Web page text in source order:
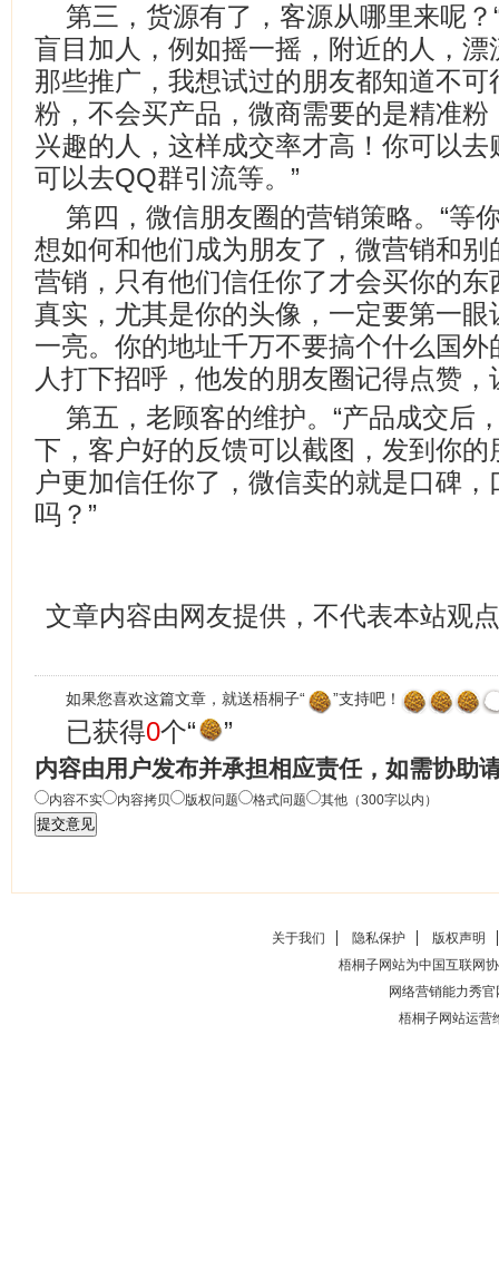
第三，货源有了，客源从哪里来呢
盲目加人，例如摇一摇，附近的人，
那些推广，我想试过的朋友都知道不
粉，不会买产品，微商需要的是精准
兴趣的人，这样成交率才高！你可以
可以去QQ群引流等。”
第四，微信朋友圈的营销策略。“等
想如何和他们成为朋友了，微营销和
营销，只有他们信任你了才会买你的
真实，尤其是你的头像，一定要第一
一亮。你的地址千万不要搞个什么国
人打下招呼，他发的朋友圈记得点赞
第五，老顾客的维护。“产品成交后
下，客户好的反馈可以截图，发到你
户更加信任你了，微信卖的就是口碑
吗？”
文章内容由网友提供，不代表本站观点
如果您喜欢这篇文章，就送梧桐子“ ”支持吧！
已获得0个“ ”
内容由用户发布并承担相应责任，如需协助
内容不实 内容拷贝 版权问题 格式问题 其他（300字以内）
关于我们 隐私保护
版权声明
梧桐子网站为中国互联网
网络营销能力秀官
梧桐子网站运营